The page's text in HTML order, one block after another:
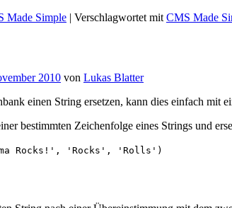
Made Simple | Verschlagwortet mit CMS Made
2010 von Lukas Blatter
einen String ersetzen, kann dies einfach mit
bestimmten Zeichenfolge eines Strings und
Rocks!', 'Rocks', 'Rolls')